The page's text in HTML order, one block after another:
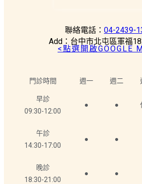
聯絡電話： 04-2439-
Add：台中市北屯區軍福
<點選開啟GOOGLE
門診時間 週一 週二
早診
09:30-12:00
● ●
午診
14:30-17:00
● ●
晚診
18:30-21:00
● ●